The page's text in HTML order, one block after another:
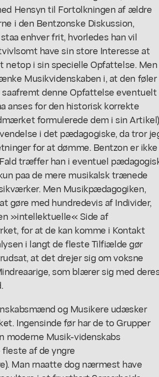
Hensyn til Fortolkningen af ældre
i den Bentzonske Diskussion,
enhver frit, hvorledes han vil
have sin store Interesse at
netop i sin specielle Opfattelse. Men
Musikvidenskaben i, at den føler
denne Opfattelse eventuelt
anses for den historisk korrekte
formulerede dem i sin
i det pædagogiske, da tror
for at dømme. Bentzon er ikke
træffer han i eventuel
paa de mere musikalsk trænede
Men Musikpædagogiken,
gøre med hundredevis af Individer,
»intellektuelle« Side af
for at de kan komme i Kontakt
i langt de fleste Tilfiælde gør
at det drejer sig om voksne
som blærer sig med
og Musikere udæsker
Ingensinde før har de to Grupper
moderne Musik-videnskabs
fleste af de yngre
Man rnaatte dog nærmest have